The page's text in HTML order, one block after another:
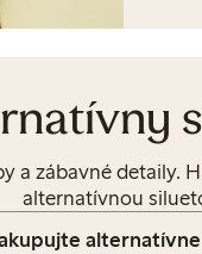
a zábavné detaily.
alternatívnou